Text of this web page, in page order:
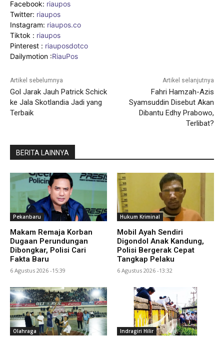
Facebook: riaupos
Twitter: riaupos
Instagram: riaupos.co
Tiktok : riaupos
Pinterest : riauposdotco
Dailymotion :RiauPos
Artikel sebelumnya
Gol Jarak Jauh Patrick Schick
ke Jala Skotlandia Jadi yang
Terbaik
Artikel selanjutnya
Fahri Hamzah-Azis
Syamsuddin Disebut Akan
Dibantu Edhy Prabowo,
Terlibat?
BERITA LAINNYA
Pekanbaru
Makam Remaja Korban
Dugaan Perundungan
Dibongkar, Polisi Cari
Fakta Baru
6 Agustus 2026 -15:39
Hukum Kriminal
Mobil Ayah Sendiri
Digondol Anak Kandung,
Polisi Bergerak Cepat
Tangkap Pelaku
6 Agustus 2026 -13:32
Olahraga Indragiri Hilir